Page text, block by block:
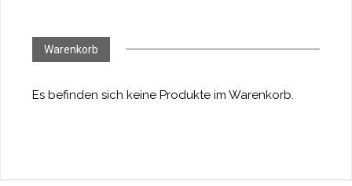
Warenkorb
Es befinden sich keine Produkte im Warenkorb.